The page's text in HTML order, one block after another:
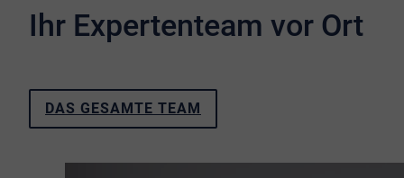
Ihr Expertenteam vor Ort
DAS GESAMTE TEAM